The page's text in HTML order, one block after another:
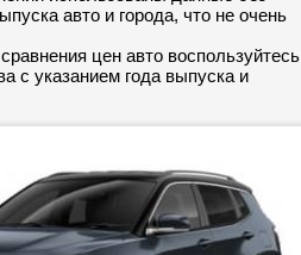
авто и города, что не очень
цен авто воспользуйтесь
с указанием года выпуска и